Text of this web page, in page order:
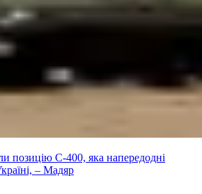
позицію С-400, яка напередодні
– Мадяр